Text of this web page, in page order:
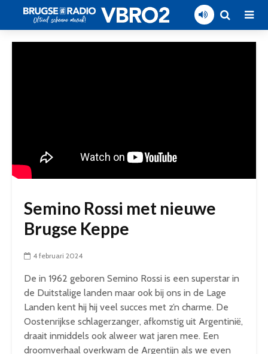
Semino Rossi met nieuwe
Brugse Keppe
4 februari 2024
De in 1962 geboren Semino Rossi is een superstar in
de Duitstalige landen maar ook bij ons in de Lage
Landen kent hij hij veel succes met z’n charme. De
Oostenrijkse schlagerzanger, afkomstig uit Argentinië,
draait inmiddels ook alweer wat jaren mee. Een
droomverhaal overkwam de Argentijn als we even